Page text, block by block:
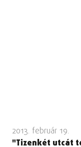
2013. február 19.
"Tizenkét utcát